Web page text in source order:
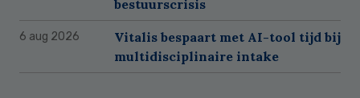
bestuurscrisis
6 aug 2026
Vitalis bespaart met AI-tool tijd bij
multidisciplinaire intake